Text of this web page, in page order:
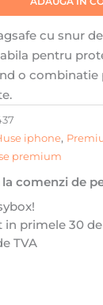
cu snur
pentru
o combinatie
iphone,
premium
comenzi de
in primele 30
TVA